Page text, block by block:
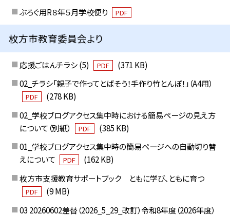
ぶろぐ用R８年５月学校便り PDF
枚方市教育委員会より
応援ごはんチラシ (5) PDF
(371 KB)
02_チラシ「親子で作ってとばそう！手作り竹とんぼ！」（A4用）
PDF
(278 KB)
02_学校ブログアクセス集中時における簡易ページの見え方
について（別紙）
PDF
(385 KB)
01_学校ブログアクセス集中時の簡易ページへの自動切り替
えについて
PDF
(162 KB)
枚方市支援教育サポートブック ともに学び、ともに育つ
PDF
(9 MB)
03 20260602差替（2026_5_29_改訂）令和8年度（2026年度）